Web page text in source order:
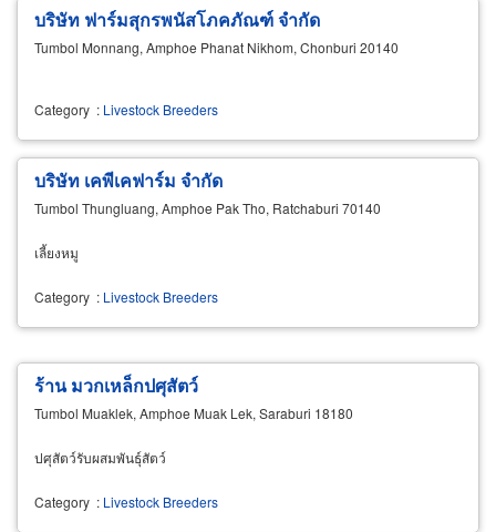
บริษัท ฟาร์มสุกรพนัสโภคภัณฑ์ จำกัด
Tumbol Monnang, Amphoe Phanat Nikhom, Chonburi 20140
Category : Livestock Breeders
บริษัท เคพีเคฟาร์ม จำกัด
Tumbol Thungluang, Amphoe Pak Tho, Ratchaburi 70140
เลี้ยงหมู
Category : Livestock Breeders
ร้าน มวกเหล็กปศุสัตว์
Tumbol Muaklek, Amphoe Muak Lek, Saraburi 18180
ปศุสัตว์รับผสมพันธุ์สัตว์
Category : Livestock Breeders